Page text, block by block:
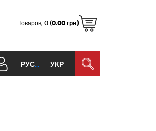
Товаров, 0 (0.00 грн)
РУС УКР